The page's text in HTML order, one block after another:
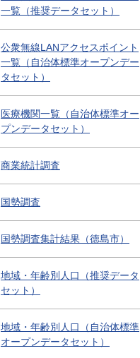
一覧（推奨データセット）
公衆無線LANアクセスポイント
一覧（自治体標準オープンデー
タセット）
医療機関一覧（自治体標準オー
プンデータセット）
商業統計調査
国勢調査
国勢調査集計結果（徳島市）
地域・年齢別人口（推奨データ
セット）
地域・年齢別人口（自治体標準
オープンデータセット）